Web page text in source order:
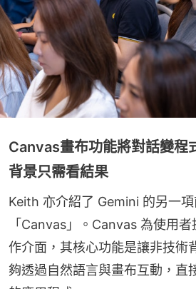
Canvas畫布功能將對話變
背景只需看結果
Keith 亦介紹了 Gemini 的另一
「Canvas」。Canvas 為使用
作介面，其核心功能是讓非技術
夠透過自然語言與畫布互動，直